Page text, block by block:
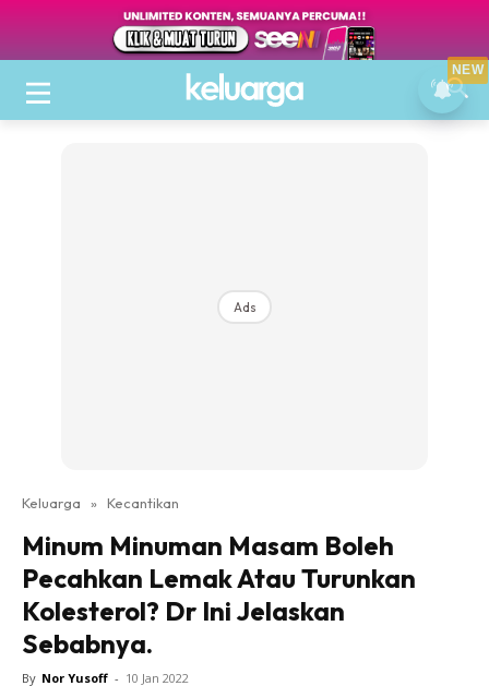
Ads
Keluarga » Kecantikan
Minum Minuman Masam Boleh
Pecahkan Lemak Atau Turunkan
Kolesterol? Dr Ini Jelaskan
Sebabnya.
By Nor Yusoff - 10 Jan 2022
NEW